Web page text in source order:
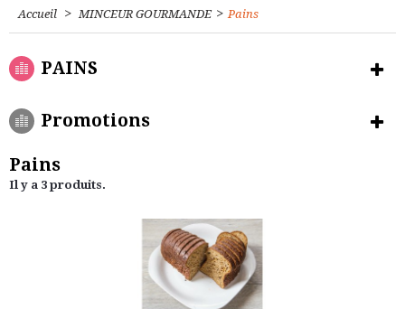
Accueil > MINCEUR GOURMANDE > Pains
PAINS
Promotions
Pains
Il y a 3 produits.